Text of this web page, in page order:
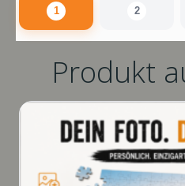
1 2
Produkt